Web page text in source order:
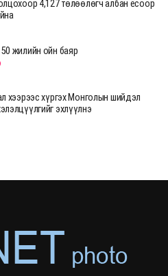
4,127 төлөөлөгч албан ёсоор
жилийн ойн баяр
хээрээс хүргэх Монголын шийдэл
эхлүүлнэ
зөвлөлөөс МУАЖ Д.Цэрэндарьзавт